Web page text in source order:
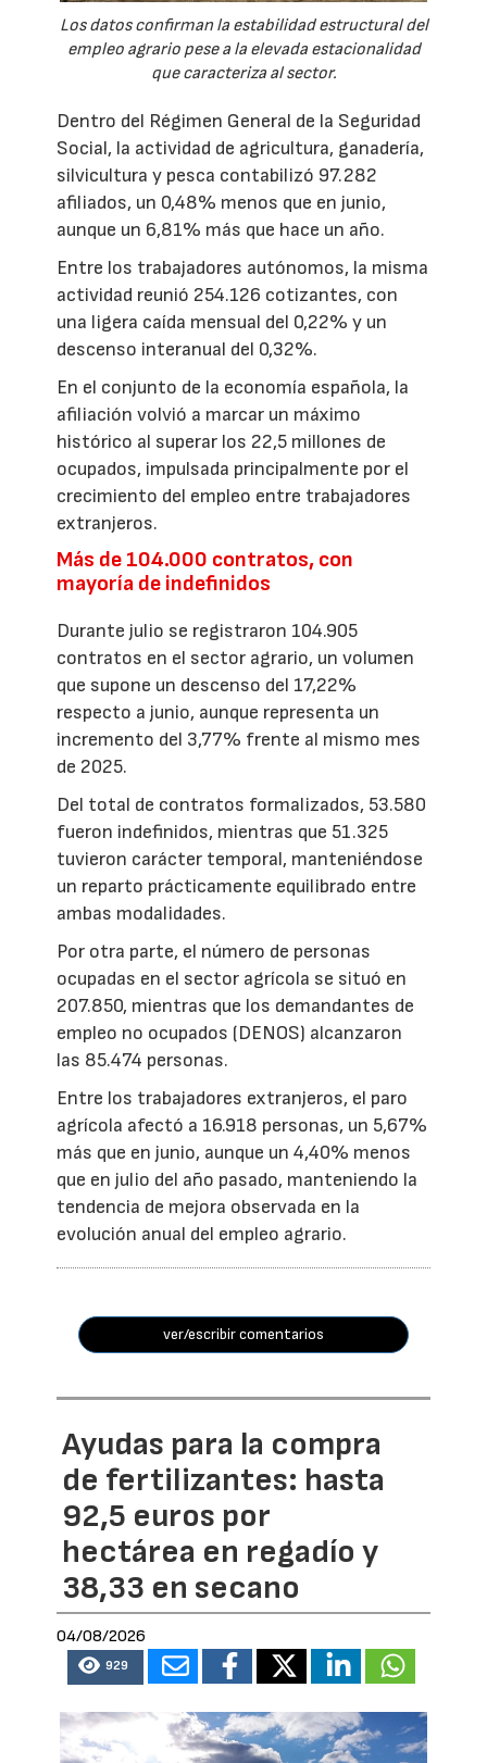
Los datos confirman la estabilidad estructural del
empleo agrario pese a la elevada estacionalidad
que caracteriza al sector.
Dentro del Régimen General de la Seguridad
Social, la actividad de agricultura, ganadería,
silvicultura y pesca contabilizó 97.282
afiliados, un 0,48% menos que en junio,
aunque un 6,81% más que hace un año.
Entre los trabajadores autónomos, la misma
actividad reunió 254.126 cotizantes, con
una ligera caída mensual del 0,22% y un
descenso interanual del 0,32%.
En el conjunto de la economía española, la
afiliación volvió a marcar un máximo
histórico al superar los 22,5 millones de
ocupados, impulsada principalmente por el
crecimiento del empleo entre trabajadores
extranjeros.
Más de 104.000 contratos, con
mayoría de indefinidos
Durante julio se registraron 104.905
contratos en el sector agrario, un volumen
que supone un descenso del 17,22%
respecto a junio, aunque representa un
incremento del 3,77% frente al mismo mes
de 2025.
Del total de contratos formalizados, 53.580
fueron indefinidos, mientras que 51.325
tuvieron carácter temporal, manteniéndose
un reparto prácticamente equilibrado entre
ambas modalidades.
Por otra parte, el número de personas
ocupadas en el sector agrícola se situó en
207.850, mientras que los demandantes de
empleo no ocupados (DENOS) alcanzaron
las 85.474 personas.
Entre los trabajadores extranjeros, el paro
agrícola afectó a 16.918 personas, un 5,67%
más que en junio, aunque un 4,40% menos
que en julio del año pasado, manteniendo la
tendencia de mejora observada en la
evolución anual del empleo agrario.
ver/escribir comentarios
Ayudas para la compra
de fertilizantes: hasta
92,5 euros por
hectárea en regadío y
38,33 en secano
04/08/2026
929